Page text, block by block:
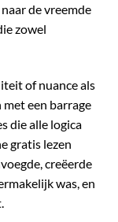
de vreemde
zowel
of nuance als
met een barrage
die alle logica
gratis lezen
creëerde
was, en